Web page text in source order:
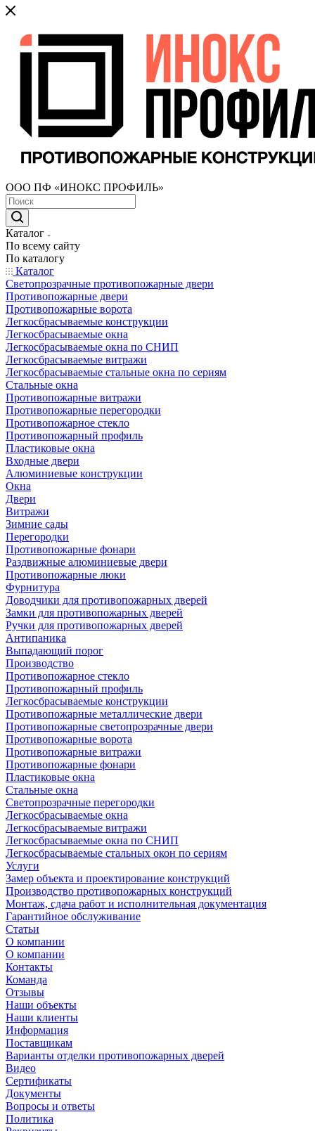
ООО ПФ «ИНОКС ПРОФИЛЬ»
Каталог
По всему сайту
По каталогу
Каталог
Светопрозрачные противопожарные двери
Противопожарные двери
Противопожарные ворота
Легкосбрасываемые конструкции
Легкосбрасываемые окна
Легкосбрасываемые окна по СНИП
Легкосбрасываемые витражи
Легкосбрасываемые стальные окна по сериям
Стальные окна
Противопожарные витражи
Противопожарные перегородки
Противопожарное стекло
Противопожарный профиль
Пластиковые окна
Входные двери
Алюминиевые конструкции
Окна
Двери
Витражи
Зимние сады
Перегородки
Противопожарные фонари
Раздвижные алюминиевые двери
Противопожарные люки
Фурнитура
Доводчики для противопожарных дверей
Замки для противопожарных дверей
Ручки для противопожарных дверей
Антипаника
Выпадающий порог
Производство
Противопожарное стекло
Противопожарный профиль
Легкосбрасываемые конструкции
Противопожарные металлические двери
Противопожарные светопрозрачные двери
Противопожарные ворота
Противопожарные витражи
Противопожарные фонари
Пластиковые окна
Стальные окна
Светопрозрачные перегородки
Легкосбрасываемые окна
Легкосбрасываемые витражи
Легкосбрасываемые окна по СНИП
Легкосбрасываемые стальных окон по сериям
Услуги
Замер объекта и проектирование конструкций
Производство противопожарных конструкций
Монтаж, сдача работ и исполнительная документация
Гарантийное обслуживание
Статьи
О компании
О компании
Контакты
Команда
Отзывы
Наши объекты
Наши клиенты
Информация
Поставщикам
Варианты отделки противопожарных дверей
Видео
Сертификаты
Документы
Вопросы и ответы
Политика